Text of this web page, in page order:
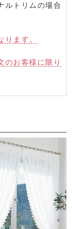
ルトリムの場合
ます。
のお客様に限り